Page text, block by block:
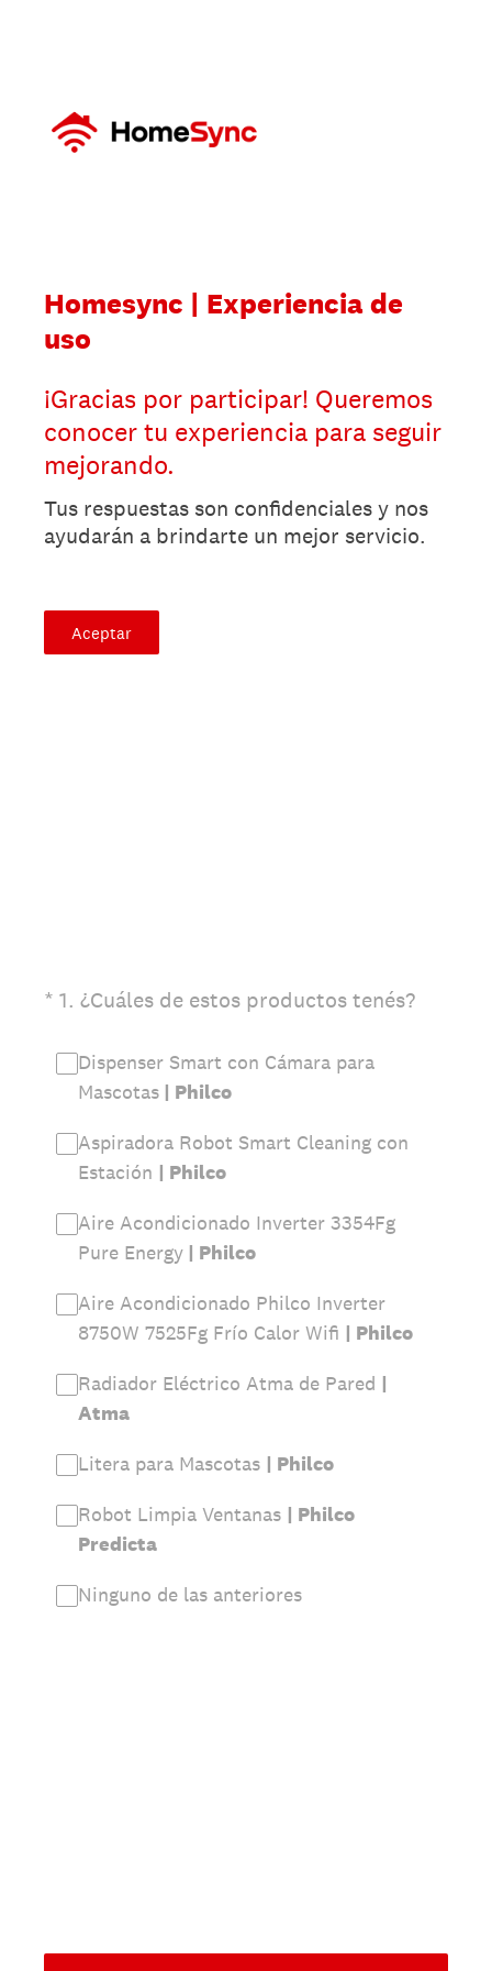
Homesync | Experiencia de
uso
¡Gracias por participar! Queremos
conocer tu experiencia para seguir
mejorando.
Tus respuestas son confidenciales y nos
ayudarán a brindarte un mejor servicio.
Aceptar
* 1. ¿Cuáles de estos productos tenés?
(Obligatorio).
Dispenser Smart con Cámara para
Mascotas | Philco
Aspiradora Robot Smart Cleaning con
Estación | Philco
Aire Acondicionado Inverter 3354Fg
Pure Energy | Philco
Aire Acondicionado Philco Inverter
8750W 7525Fg Frío Calor Wifi | Philco
Radiador Eléctrico Atma de Pared |
Atma
Litera para Mascotas | Philco
Robot Limpia Ventanas | Philco
Predicta
Ninguno de las anteriores